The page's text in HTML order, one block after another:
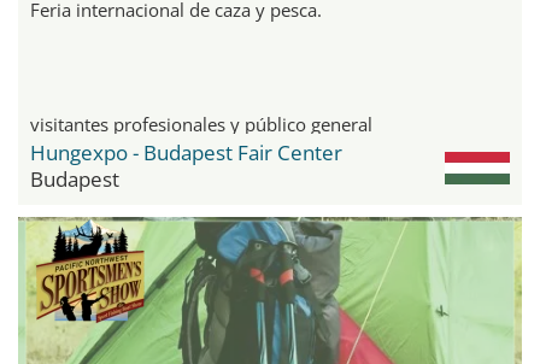
Feria internacional de caza y pesca.
visitantes profesionales y público general
Hungexpo - Budapest Fair Center
Budapest